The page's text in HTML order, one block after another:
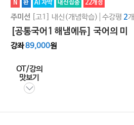
N 완 AI 자막 내신집중 22개정
주미선 [고1] 내신(개념학습) 수강평 2개
[공통국어1 해냄에듀] 국어의 미
강좌89,000원
OT/강의
맛보기